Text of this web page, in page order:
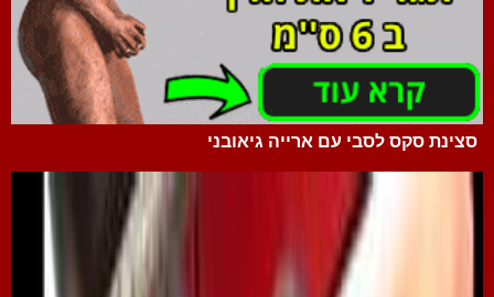
סצינת סקס לסבי עם ארייה גיאובני